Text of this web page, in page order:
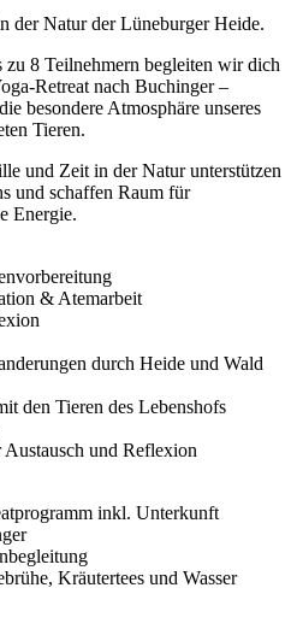
der Natur der Lüneburger Heide.
8 Teilnehmern begleiten wir dich
Retreat nach Buchinger –
besondere Atmosphäre unseres
Tieren.
und Zeit in der Natur unterstützen
und schaffen Raum für
Energie.
& Atemarbeit
durch Heide und Wald
den Tieren des Lebenshofs
und Reflexion
inkl. Unterkunft
Kräutertees und Wasser